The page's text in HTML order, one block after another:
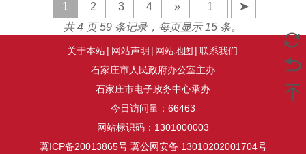
1 2 3 4 »
➤
共 4 页 59 条记录，每页显示 15 条。
关于本站| 网站声明 | 网站地图 | 联系我们
石家庄市人民政府办公室主办
石家庄市电子政务中心承办
今日访问量： 66463
网站标识码：1301000003
冀ICP备20013865号 冀公网安备 13010202001704号